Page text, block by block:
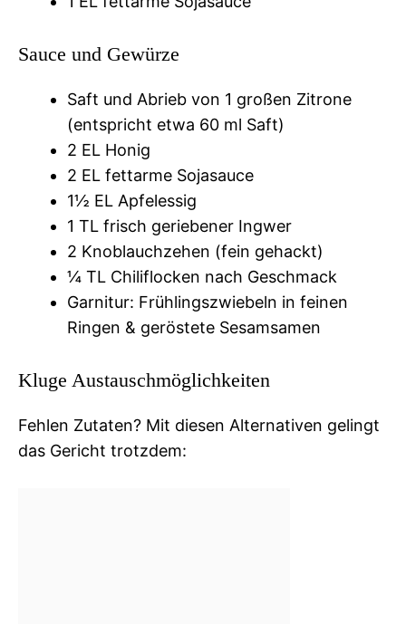
Sauce und Gewürze
Saft und Abrieb von 1 großen Zitrone
(entspricht etwa 60 ml Saft)
2 EL Honig
2 EL fettarme Sojasauce
1½ EL Apfelessig
1 TL frisch geriebener Ingwer
2 Knoblauchzehen (fein gehackt)
¼ TL Chiliflocken nach Geschmack
Garnitur: Frühlingszwiebeln in feinen
Ringen & geröstete Sesamsamen
Kluge Austauschmöglichkeiten
Fehlen Zutaten? Mit diesen Alternativen gelingt
das Gericht trotzdem: